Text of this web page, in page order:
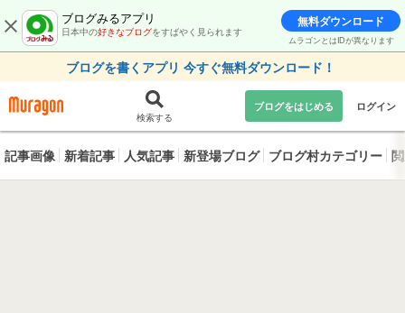
ブログみるアプリ
日本中の好きなブログをすばやく見られます
無料ダウンロード
ムラゴンとはIDが異なります
ブログを書くアプリ 今すぐ無料ダウンロード！
検索する
ブログをはじめる ログイン
記事画像 新着記事 人気記事 新登場ブログ ブログ村カテゴリー